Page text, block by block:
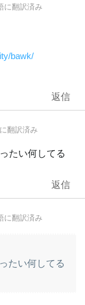
に翻訳済み
bawk/
返信
に翻訳済み
たい何してる
返信
に翻訳済み
たい何してる